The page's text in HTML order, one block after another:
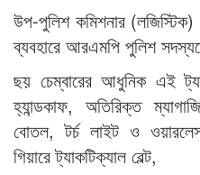
উপ-পুলিশ কমিশনার (লজিস্টিক)
ব্যবহারে আরএমপি পুলিশ
ছয় চেম্বারের আধুনিক এই
হ্যান্ডকাফ, অতিরিক্ত
বোতল, টর্চ লাইট ও
গিয়ারে ট্যাকটিক্যাল বেল্ট,